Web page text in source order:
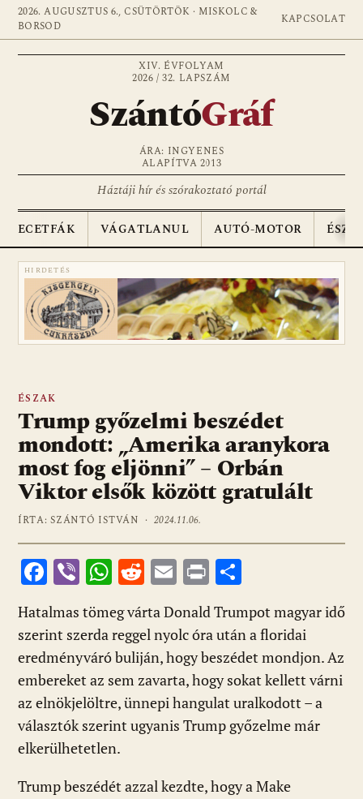
2026. AUGUSZTUS 6., CSÜTÖRTÖK · MISKOLC &
BORSOD
KAPCSOLAT
XIV. ÉVFOLYAM
2026 / 32. LAPSZÁM
SzántóGráf
ÁRA: INGYENES
ALAPÍTVA 2013
Háztáji hír és szórakoztató portál
ECETFÁK VÁGATLANUL AUTÓ-MOTOR
HIRDETÉS
ÉSZAK
Trump győzelmi beszédet
mondott: „Amerika aranykora
most fog eljönni” – Orbán
Viktor elsők között gratulált
ÍRTA: SZÁNTÓ ISTVÁN ·2024.11.06.
F
ac
e
b
o
o
k
Vi
b
er
W
at
s
A
p
p
R
d
di
t
E
m
ai
l
Pr
in
t za
m
e
g
Hatalmas tömeg várta Donald Trumpot magyar idő
szerint szerda reggel nyolc óra után a floridai
eredményváró buliján, hogy beszédet mondjon. Az
embereket az sem zavarta, hogy sokat kellett várni
az elnökjelöltre, ünnepi hangulat uralkodott – a
választók szerint ugyanis Trump győzelme már
elkerülhetetlen.
Trump beszédét azzal kezdte, hogy a Make